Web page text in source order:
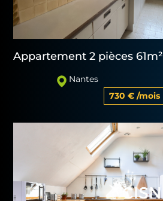
Appartement 2 pièces 61m²
Nantes
730 € /mois